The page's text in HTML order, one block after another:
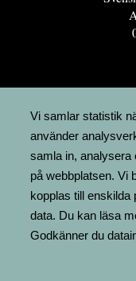
Vi samlar statistik
använder
samla in, analysera
på webbplatsen. Vi
kopplas till enskilda
data. Du kan läsa
Godkänner du